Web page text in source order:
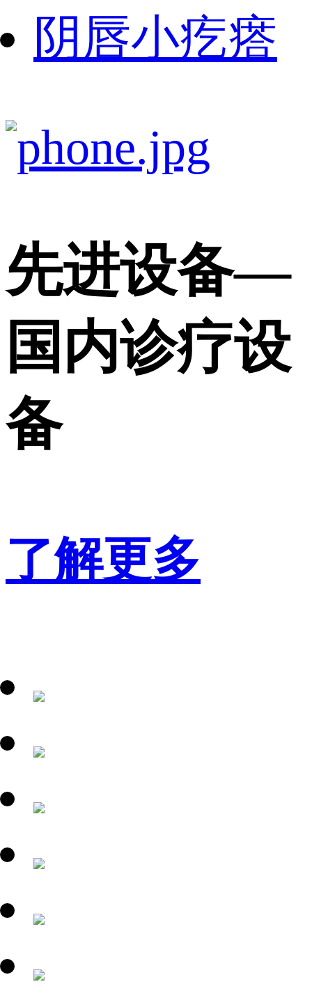
阴唇小疙瘩
先进设备—
国内诊疗设
备
了解更多